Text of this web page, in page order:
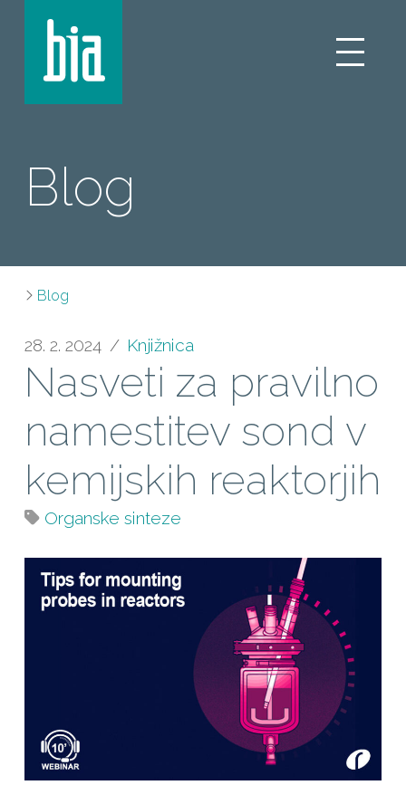
Blog
Blog
28. 2. 2024 Knjižnica
Nasveti za pravilno
namestitev sond v
kemijskih reaktorjih
Organske sinteze